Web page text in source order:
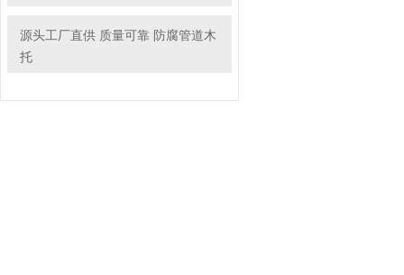
源头工厂直供 质量可靠 防腐管道木
托